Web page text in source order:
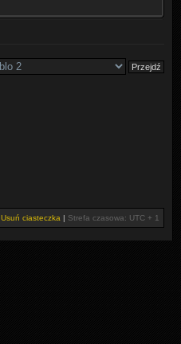
Usuń ciasteczka | Strefa czasowa: UTC + 1